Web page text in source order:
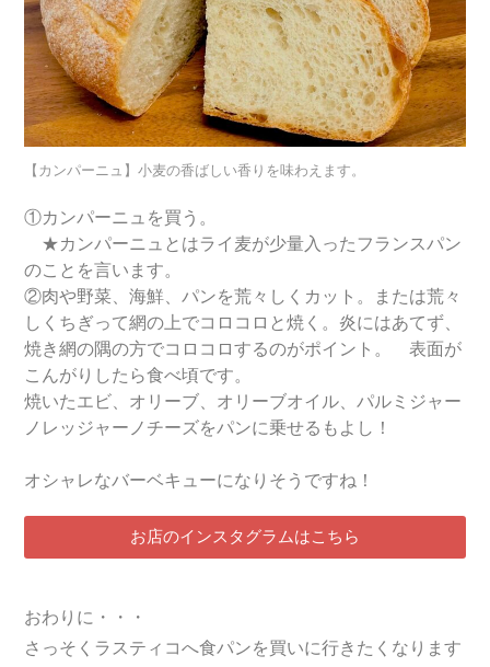
【カンパーニュ】小麦の香ばしい香りを味わえます。
①カンパーニュを買う。
★カンパーニュとはライ麦が少量入ったフランスパン
のことを言います。
②肉や野菜、海鮮、パンを荒々しくカット。または荒々
しくちぎって網の上でコロコロと焼く。炎にはあてず、
焼き網の隅の方でコロコロするのがポイント。 表面が
こんがりしたら食べ頃です。
焼いたエビ、オリーブ、オリーブオイル、パルミジャー
ノレッジャーノチーズをパンに乗せるもよし！
オシャレなバーベキューになりそうですね！
お店のインスタグラムはこちら
おわりに・・・
さっそくラスティコへ食パンを買いに行きたくなります